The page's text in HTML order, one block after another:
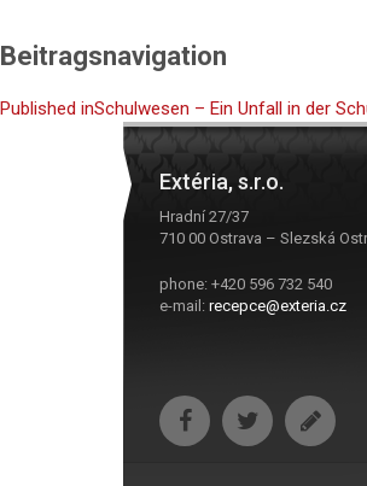
Beitragsnavigation
Published inSchulwesen – Ein Unfall in der
Extéria, s.r.o.
Hradní 27/37
710 00 Ostrava – Slezská
phone: +420 596 732 540
e-mail: recepce@exteria.cz